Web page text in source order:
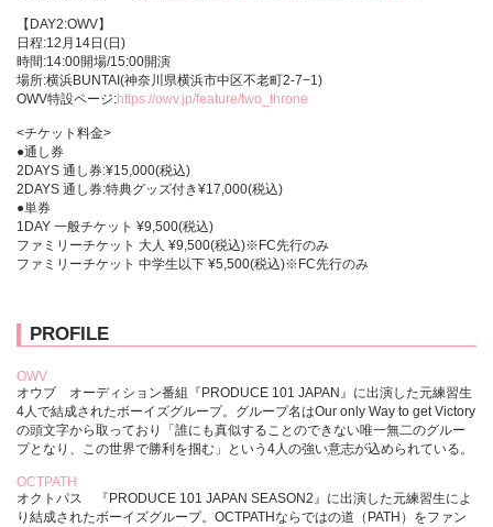
【DAY2:OWV】
日程:12月14日(日)
時間:14:00開場/15:00開演
場所:横浜BUNTAI(神奈川県横浜市中区不老町2‐7−1)
OWV特設ページ:https://owv.jp/feature/two_throne
<チケット料金>
●通し券
2DAYS 通し券:¥15,000(税込)
2DAYS 通し券:特典グッズ付き¥17,000(税込)
●単券
1DAY 一般チケット ¥9,500(税込)
ファミリーチケット 大人 ¥9,500(税込)※FC先行のみ
ファミリーチケット 中学生以下 ¥5,500(税込)※FC先行のみ
PROFILE
OWV
オウブ オーディション番組『PRODUCE 101 JAPAN』に出演した元練習生
4人で結成されたボーイズグループ。グループ名はOur only Way to get Victory
の頭文字から取っており「誰にも真似することのできない唯一無二のグルー
プとなり、この世界で勝利を掴む」という4人の強い意志が込められている。
OCTPATH
オクトパス 『PRODUCE 101 JAPAN SEASON2』に出演した元練習生によ
り結成されたボーイズグループ。OCTPATHならではの道（PATH）をファン